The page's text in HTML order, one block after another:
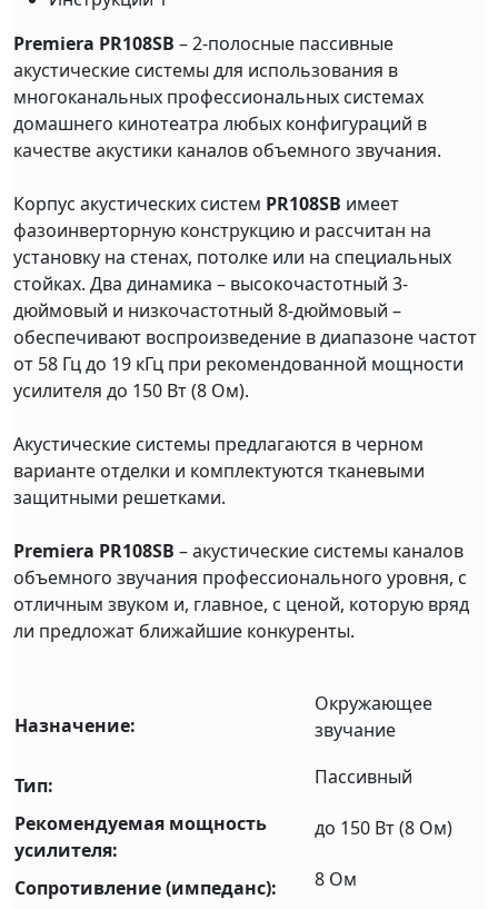
Premiera PR108SB – 2-полосные пассивные
акустические системы для использования в
многоканальных профессиональных системах
домашнего кинотеатра любых конфигураций в
качестве акустики каналов объемного звучания.
Корпус акустических систем PR108SB имеет
фазоинверторную конструкцию и рассчитан на
установку на стенах, потолке или на специальных
стойках. Два динамика – высокочастотный 3-
дюймовый и низкочастотный 8-дюймовый –
обеспечивают воспроизведение в диапазоне частот
от 58 Гц до 19 кГц при рекомендованной мощности
усилителя до 150 Вт (8 Ом).
Акустические системы предлагаются в черном
варианте отделки и комплектуются тканевыми
защитными решетками.
Premiera PR108SB – акустические системы каналов
объемного звучания профессионального уровня, с
отличным звуком и, главное, с ценой, которую вряд
ли предложат ближайшие конкуренты.
Назначение:
Окружающее
звучание
Тип:
Пассивный
Рекомендуемая мощность
усилителя:
до 150 Вт (8 Ом)
Сопротивление (импеданс): 8 Ом